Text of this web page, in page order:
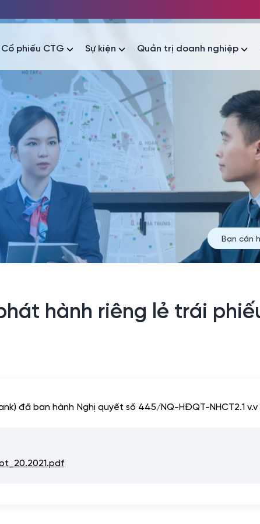
bố thông tin Sự kiện
Cổ phiếu CTG Sự kiện Quản trị doanh nghiệp
Công bố thông tin Tài liệu
hành riêng lẻ trái
đã ban hành Nghị quyết số 445/NQ-HĐQT-NHCT2.1
Bạn cần